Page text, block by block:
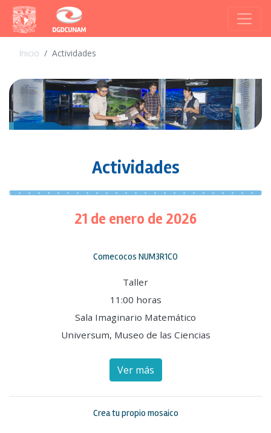
Inicio Actividades
Actividades
21 de enero de 2026
Comecocos NUM3R1CO
Taller
11:00 horas
Sala Imaginario Matemático
Universum, Museo de las Ciencias
Ver más
Crea tu propio mosaico